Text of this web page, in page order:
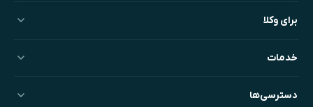
برای وکلا
خدمات
دسترسی‌ها